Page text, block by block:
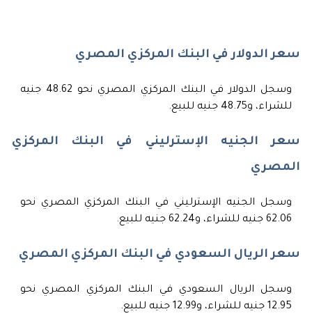
سعر الدولار في البنك المركزي المصري
وسجل الدولار في البنك المركزي المصري نحو 48.62 جنيه
للشراء، و48.75 جنيه للبيع.
سعر الجنيه الإسترليني في البنك المركزي
المصري
وسجل الجنيه الإسترليني في البنك المركزي المصري نحو
62.06 جنيه للشراء، و62.24 جنيه للبيع.
سعر الريال السعودي في البنك المركزي المصري
وسجل الريال السعودي في البنك المركزي المصري نحو
12.95 جنيه للشراء، و12.99 جنيه للبيع.